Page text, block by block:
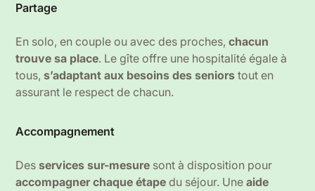
Partage
En solo, en couple ou avec des proches,chacun
trouve sa place. Le gîte offre une hospitalité égale à
tous, s’adaptant aux besoins des seniors tout en
assurant le respect de chacun.
Accompagnement
Des services sur-mesure sont à disposition pour
accompagner chaque étape du séjour. Uneaide